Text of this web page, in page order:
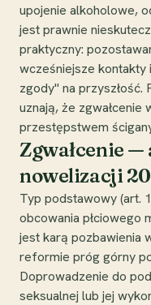
upojenie alkoholowe,
jest prawnie
praktyczny:
wcześniejsze kontakty
zgody" na przyszłość.
uznają, że zgwałcenie
przestępstwem
Zgwałcenie —
nowelizacji
Typ podstawowy (art.
obcowania
jest karą pozbawienia
reformie próg górny
Doprowadzenie do
seksualnej lub jej